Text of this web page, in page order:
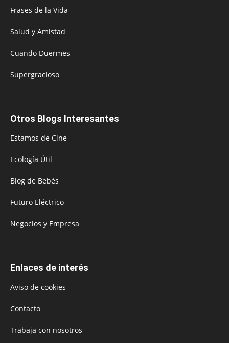
Frases de la Vida
Salud y Amistad
Cuando Duermes
Supergracioso
Otros Blogs Interesantes
Estamos de Cine
Ecología Útil
Blog de Bebés
Futuro Eléctrico
Negocios y Empresa
Enlaces de interés
Aviso de cookies
Contacto
Trabaja con nosotros